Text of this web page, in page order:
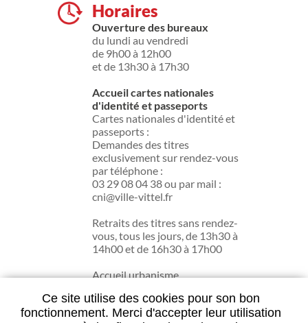
Ce site utilise des cookies pour son bon
fonctionnement. Merci d'accepter leur utilisation
Horaires
Ouverture des bureaux
du lundi au vendredi
de 9h00 à 12h00
et de 13h30 à 17h30
Accueil cartes nationales
d'identité et passeports
Cartes nationales d'identité et
passeports :
Demandes des titres
exclusivement sur rendez-vous
par téléphone :
03 29 08 04 38 ou par mail :
cni@ville-vittel.fr
Retraits des titres sans rendez-
vous, tous les jours, de 13h30 à
14h00 et de 16h30 à 17h00
Accueil urbanisme
17h30.